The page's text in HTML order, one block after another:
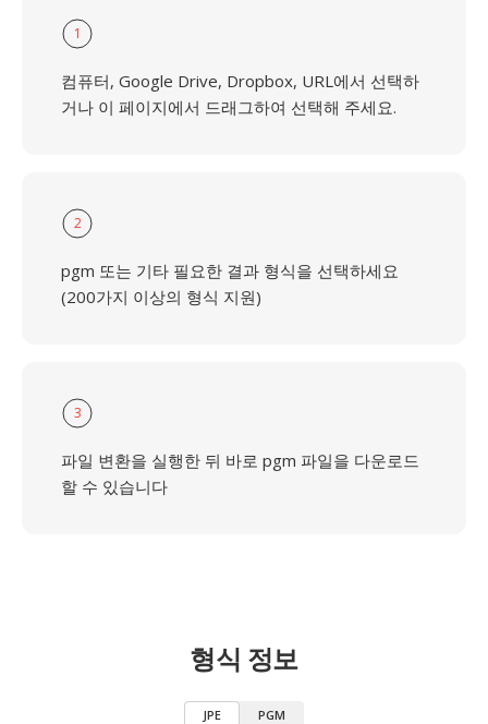
1
컴퓨터, Google Drive, Dropbox, URL에서 선택하
거나 이 페이지에서 드래그하여 선택해 주세요.
2
pgm 또는 기타 필요한 결과 형식을 선택하세요
(200가지 이상의 형식 지원)
3
파일 변환을 실행한 뒤 바로 pgm 파일을 다운로드
할 수 있습니다
형식 정보
JPE PGM